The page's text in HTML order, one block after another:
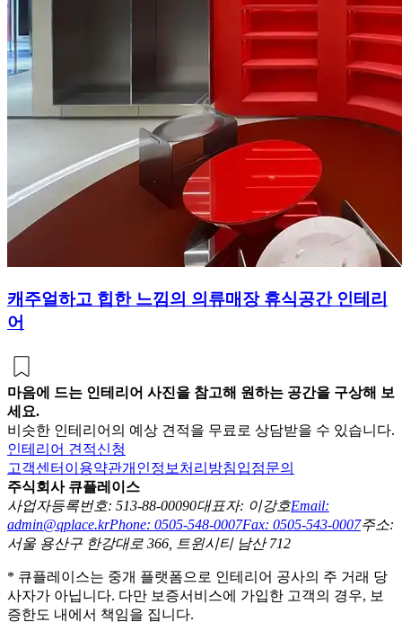
캐주얼하고 힙한 느낌의 의류매장 휴식공간 인테리
어
마음에 드는 인테리어 사진을 참고해 원하는 공간을 구상해 보
세요.
비슷한 인테리어의 예상 견적을 무료로 상담받을 수 있습니다.
인테리어 견적신청
고객센터 이용약관개인정보처리방침입점문의
주식회사 큐플레이스
사업자등록번호: 513-88-00090대표자: 이강호Email:
admin@qplace.krPhone: 0505-548-0007Fax: 0505-543-0007주소:
서울 용산구 한강대로 366, 트윈시티 남산 712
* 큐플레이스는 중개 플랫폼으로 인테리어 공사의 주 거래 당
사자가 아닙니다. 다만 보증서비스에 가입한 고객의 경우, 보
증한도 내에서 책임을 집니다.